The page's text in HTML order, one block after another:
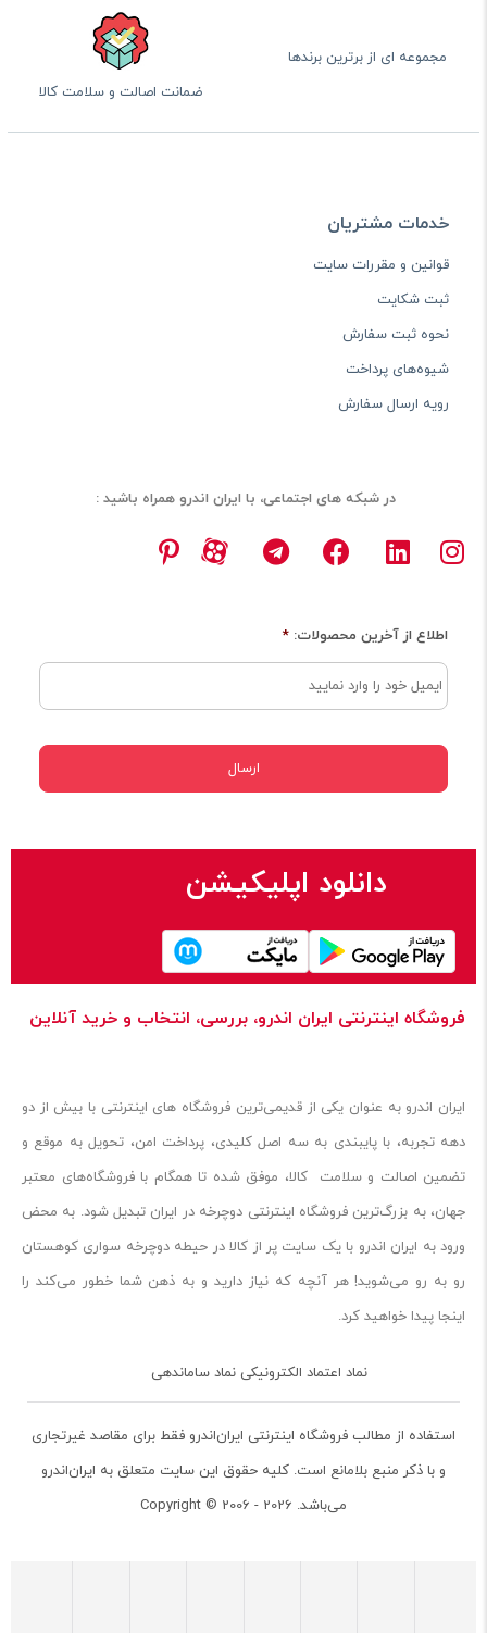
مجموعه ای از برترین برندها
ضمانت اصالت و سلامت کالا
خدمات مشتریان
قوانین و مقررات سایت
ثبت شکایت
نحوه ثبت سفارش
شیوه‌های پرداخت
رویه ارسال سفارش
در شبکه های اجتماعی، با ایران اندرو همراه باشید :
اطلاع از آخرین محصولات: *
دانلود اپلیکیشن
فروشگاه اینترنتی ایران‌ اندرو، بررسی، انتخاب و خرید آنلاین
ایران‌ اندرو به عنوان یکی از قدیمی‌ترین فروشگاه های اینترنتی با بیش از دو
دهه تجربه، با پایبندی به سه اصل کلیدی، پرداخت امن، تحویل به موقع و
تضمین اصالت و سلامت کالا، موفق شده تا همگام با فروشگاه‌های معتبر
جهان، به بزرگ‌ترین فروشگاه اینترنتی دوچرخه در ایران تبدیل شود. به محض
ورود به ایران‌ اندرو با یک سایت پر از کالا در حیطه دوچرخه سواری کوهستان
رو به رو می‌شوید! هر آنچه که نیاز دارید و به ذهن شما خطور می‌کند را
اینجا پیدا خواهید کرد.
نماد اعتماد الکترونیکی نماد ساماندهی
استفاده از مطالب فروشگاه اینترنتی ایران‌اندرو فقط برای مقاصد غیرتجاری
و با ذکر منبع بلامانع است. کلیه حقوق این سایت متعلق به ایران‌اندرو
می‌باشد. Copyright © 2006 - 2026